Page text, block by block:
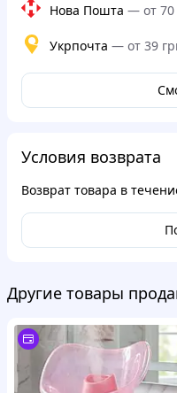
Нова Пошта — от
Укрпочта — от 39
Условия возврата
Возврат товара в
Другие товары